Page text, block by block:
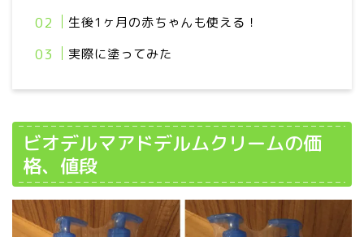
生後1ヶ月の赤ちゃんも使える！
実際に塗ってみた
ビオデルマアドデルムクリームの価
格、値段